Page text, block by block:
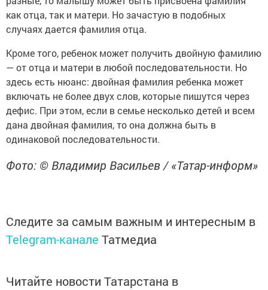
как отца, так и матери. Но зачастую в подобных
случаях дается фамилия отца.
Кроме того, ребенок может получить двойную фамилию
— от отца и матери в любой последовательности. Но
здесь есть нюанс: двойная фамилия ребенка может
включать не более двух слов, которые пишутся через
дефис. При этом, если в семье несколько детей и всем
дана двойная фамилия, то она должна быть в
одинаковой последовательности.
Фото: © Владимир Васильев / «Татар-информ»
Следите за самым важным и интересным в
Telegram-канале Татмедиа
Читайте новости Татарстана в